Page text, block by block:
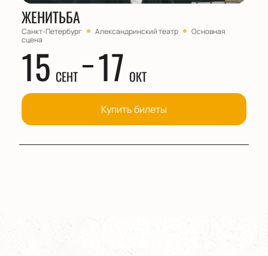
ЖЕНИТЬБА
Санкт-Петербург Александринский театр
Основная
сцена
15 СЕНТ 17 ОКТ
Купить билеты